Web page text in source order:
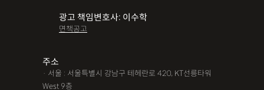
광고 책임변호사: 이수학
면책공고
주소
· 서울 : 서울특별시 강남구 테헤란로 420, KT선릉타워
West 9층